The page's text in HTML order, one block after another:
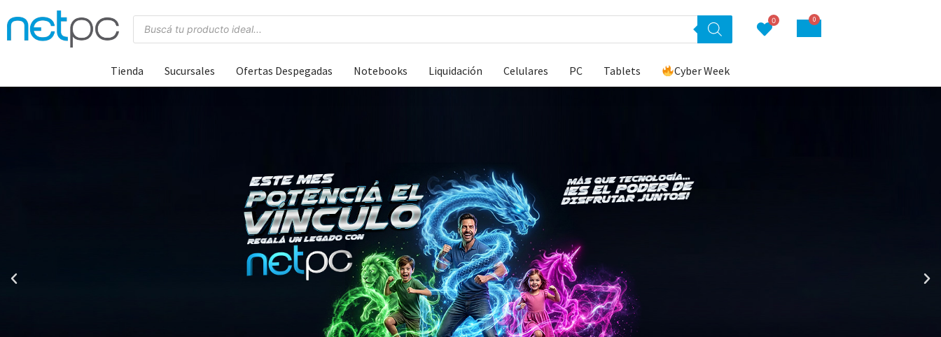
0 0
Tienda Sucursales Ofertas Despegadas Notebooks Liquidación Celulares PC Tablets Cyber Week